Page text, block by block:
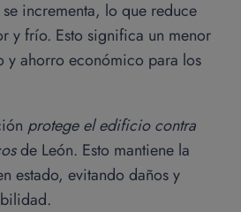
se incrementa, lo que reduce
y frío. Esto significa un menor
y ahorro económico para los
protege el edificio contra
de León. Esto mantiene la
estado, evitando daños y